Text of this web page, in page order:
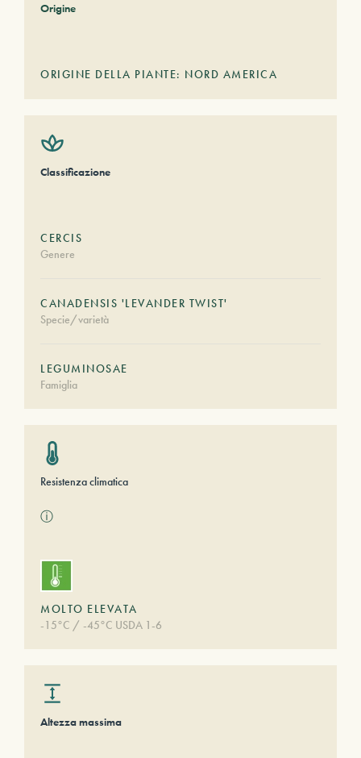
Origine
ORIGINE DELLA PIANTE: NORD AMERICA
Classificazione
CERCIS
Genere
CANADENSIS 'LEVANDER TWIST'
Specie/varietà
LEGUMINOSAE
Famiglia
Resistenza climatica
ⓘ
MOLTO ELEVATA
-15°C / -45°C USDA 1-6
Altezza massima